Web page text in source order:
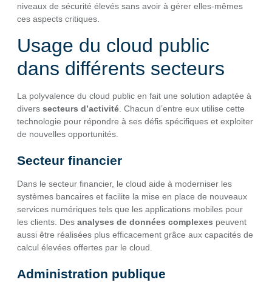
niveaux de sécurité élevés sans avoir à gérer elles-mêmes
ces aspects critiques.
Usage du cloud public
dans différents secteurs
La polyvalence du cloud public en fait une solution adaptée à
divers secteurs d’activité . Chacun d’entre eux utilise cette
technologie pour répondre à ses défis spécifiques et exploiter
de nouvelles opportunités.
Secteur financier
Dans le secteur financier, le cloud aide à moderniser les
systèmes bancaires et facilite la mise en place de nouveaux
services numériques tels que les applications mobiles pour
les clients. Des analyses de données complexes peuvent
aussi être réalisées plus efficacement grâce aux capacités de
calcul élevées offertes par le cloud.
Administration publique